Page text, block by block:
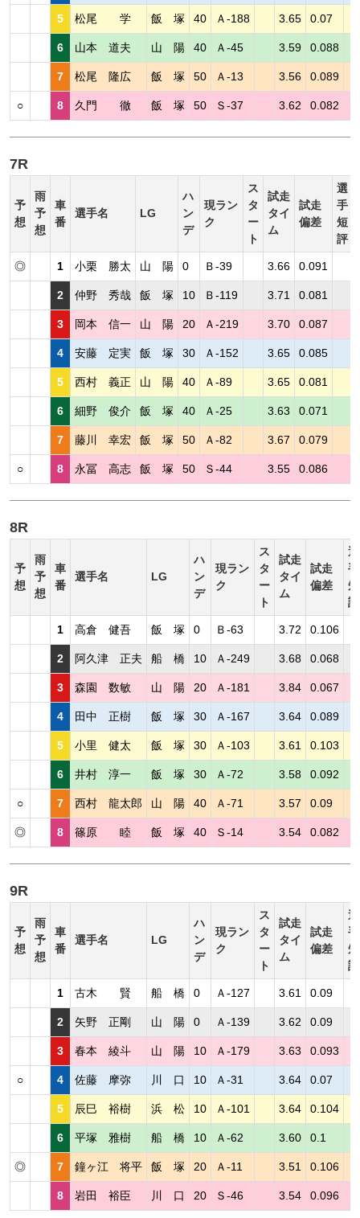
5 松尾 学 飯 塚 40 Ａ-188 3.65 0.07
6 山本 道夫 山 陽 40 Ａ-45 3.59 0.088
7 松尾 隆広 飯 塚 50 Ａ-13 3.56 0.089
○ 8 久門 徹 飯 塚 50 Ｓ-37 3.62 0.082
7R
予
想
雨
予
想
車
番
選手名 LG
ハ
ン
デ
現ラン
ク
ス
タ
ー
ト
試走
タイ
ム
試走
偏差
選
手
短
評
◎ 1 小栗 勝太 山 陽 0 Ｂ-39 3.66 0.091
2 仲野 秀哉 飯 塚 10 Ｂ-119 3.71 0.081
3 岡本 信一 山 陽 20 Ａ-219 3.70 0.087
4 安藤 定実 飯 塚 30 Ａ-152 3.65 0.085
5 西村 義正 山 陽 40 Ａ-89 3.65 0.081
6 細野 俊介 飯 塚 40 Ａ-25 3.63 0.071
7 藤川 幸宏 飯 塚 50 Ａ-82 3.67 0.079
○ 8 永冨 高志 飯 塚 50 Ｓ-44 3.55 0.086
8R
予
想
雨
予
想
車
番
選手名 LG
ハ
ン
デ
現ラン
ク
ス
タ
ー
ト
試走
タイ
ム
試走
偏差
選
手
短
評
1 高倉 健吾 飯 塚 0 Ｂ-63 3.72 0.106
2 阿久津 正夫 船 橋 10 Ａ-249 3.68 0.068
3 森園 数敏 山 陽 20 Ａ-181 3.84 0.067
4 田中 正樹 飯 塚 30 Ａ-167 3.64 0.089
5 小里 健太 飯 塚 30 Ａ-103 3.61 0.103
6 井村 淳一 飯 塚 30 Ａ-72 3.58 0.092
○ 7 西村 龍太郎 山 陽 40 Ａ-71 3.57 0.09
◎ 8 篠原 睦 飯 塚 40 Ｓ-14 3.54 0.082
9R
予
想
雨
予
想
車
番
選手名 LG
ハ
ン
デ
現ラン
ク
ス
タ
ー
ト
試走
タイ
ム
試走
偏差
選
手
短
評
1 古木 賢 船 橋 0 Ａ-127 3.61 0.09
2 矢野 正剛 山 陽 0 Ａ-139 3.62 0.09
3 春本 綾斗 山 陽 10 Ａ-179 3.63 0.093
○ 4 佐藤 摩弥 川 口 10 Ａ-31 3.64 0.07
5 辰巳 裕樹 浜 松 10 Ａ-101 3.64 0.104
6 平塚 雅樹 船 橋 10 Ａ-62 3.60 0.1
◎ 7 鐘ヶ江 将平 飯 塚 20 Ａ-11 3.51 0.106
8 岩田 裕臣 川 口 20 Ｓ-46 3.54 0.096